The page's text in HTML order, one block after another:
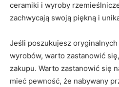
ceramiki⁤ i wyroby
zachwycają swoją piękną i
Jeśli poszukujesz
wyrobów,‌ warto zastanowić
zakupu. Warto zastanowić się
mieć⁣ pewność, że ​nabywany